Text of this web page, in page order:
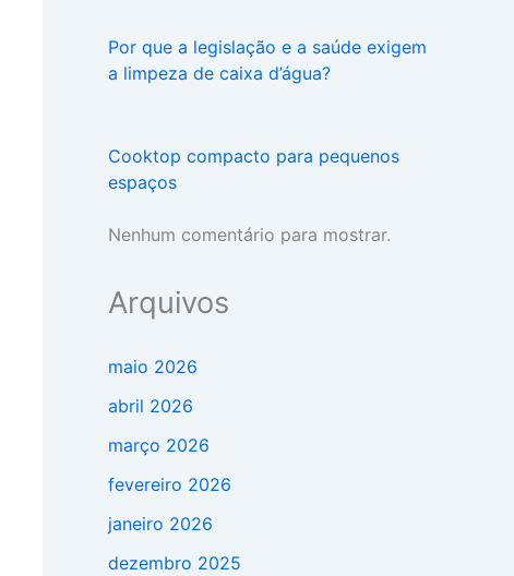
Por que a legislação e a saúde exigem
a limpeza de caixa d’água?
Cooktop compacto para pequenos
espaços
Nenhum comentário para mostrar.
Arquivos
maio 2026
abril 2026
março 2026
fevereiro 2026
janeiro 2026
dezembro 2025